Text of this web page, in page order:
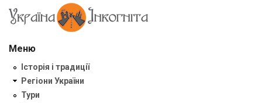
Меню
Історія і традиції
Регіони України
Тури